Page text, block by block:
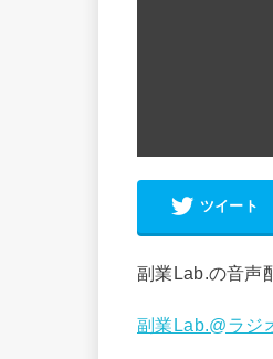
ツイート
副業Lab.の音声
副業Lab.@ラジ